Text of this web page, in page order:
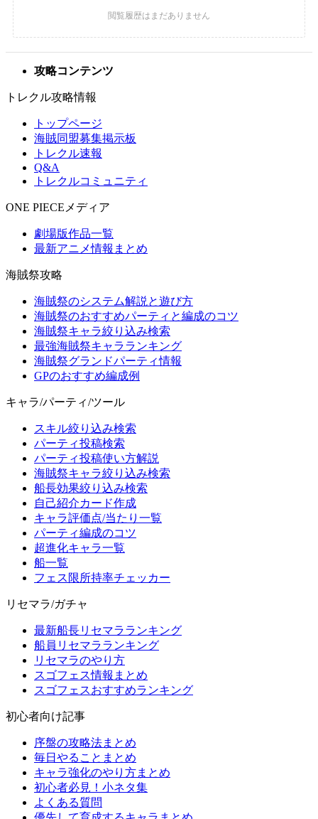
攻略コンテンツ
トレクル攻略情報
トップページ
海賊同盟募集掲示板
トレクル速報
Q&A
トレクルコミュニティ
ONE PIECEメディア
劇場版作品一覧
最新アニメ情報まとめ
海賊祭攻略
海賊祭のシステム解説と遊び方
海賊祭のおすすめパーティと編成のコツ
海賊祭キャラ絞り込み検索
最強海賊祭キャラランキング
海賊祭グランドパーティ情報
GPのおすすめ編成例
キャラ/パーティ/ツール
スキル絞り込み検索
パーティ投稿検索
パーティ投稿使い方解説
海賊祭キャラ絞り込み検索
船長効果絞り込み検索
自己紹介カード作成
キャラ評価点/当たり一覧
パーティ編成のコツ
超進化キャラ一覧
船一覧
フェス限所持率チェッカー
リセマラ/ガチャ
最新船長リセマラランキング
船員リセマラランキング
リセマラのやり方
スゴフェス情報まとめ
スゴフェスおすすめランキング
初心者向け記事
序盤の攻略法まとめ
毎日やることまとめ
キャラ強化のやり方まとめ
初心者必見！小ネタ集
よくある質問